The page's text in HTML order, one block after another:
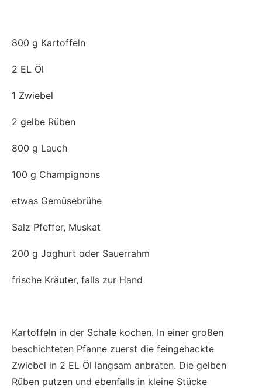
800 g Kartoffeln
2 EL Öl
1 Zwiebel
2 gelbe Rüben
800 g Lauch
100 g Champignons
etwas Gemüsebrühe
Salz Pfeffer, Muskat
200 g Joghurt oder Sauerrahm
frische Kräuter, falls zur Hand
Kartoffeln in der Schale kochen. In einer großen
beschichteten Pfanne zuerst die feingehackte
Zwiebel in 2 EL Öl langsam anbraten. Die gelben
Rüben putzen und ebenfalls in kleine Stücke